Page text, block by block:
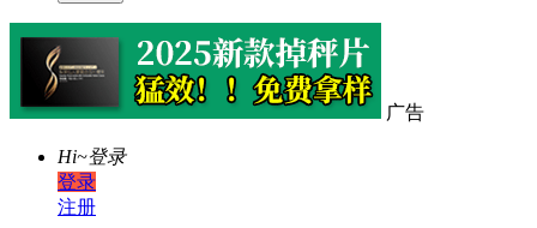
广告
Hi~登录
登录
注册